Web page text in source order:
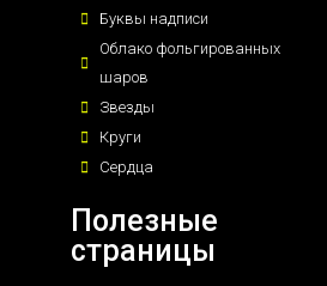
Буквы надписи
Облако фольгированных
шаров
Звезды
Круги
Сердца
Полезные
страницы